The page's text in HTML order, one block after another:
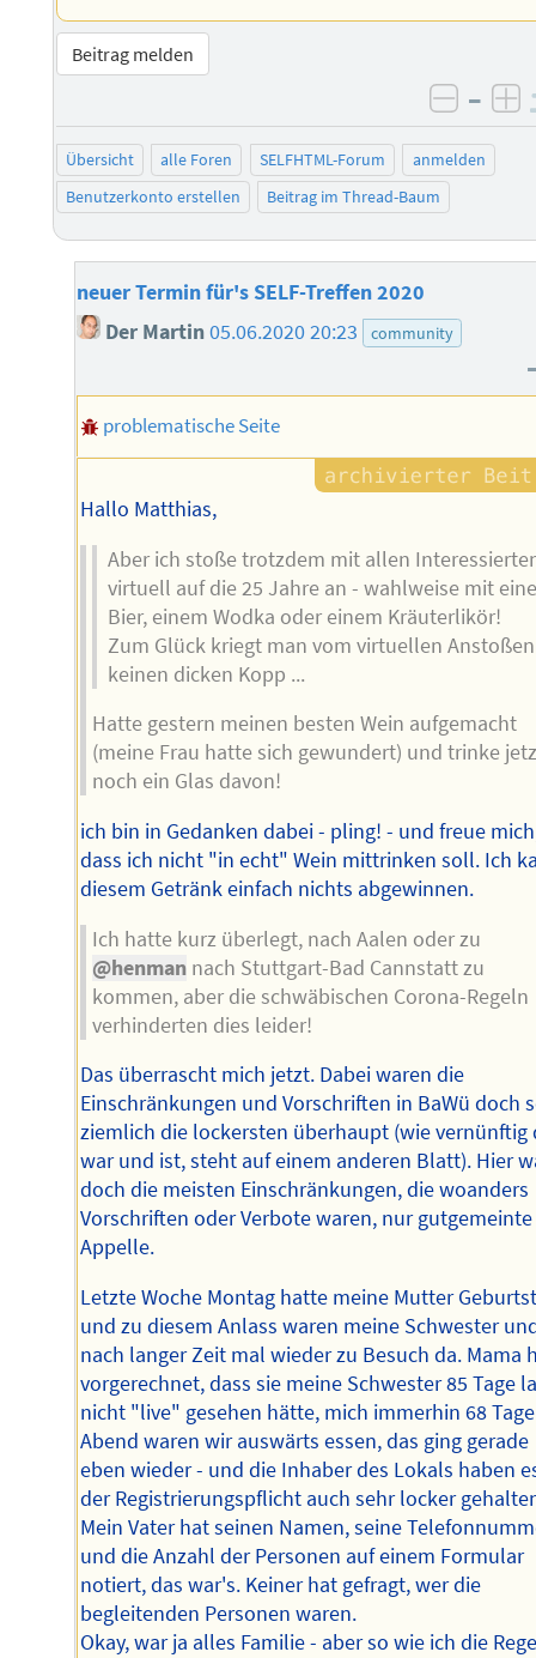
Beitrag melden
–
Übersicht alle Foren SELFHTML-Forum
anmelden
Benutzerkonto erstellen
Beitrag im Thread-Baum
neuer Termin für's SELF-Treffen 2020
Der Martin05.06.2020 20:23 community
problematische Seite
Hallo Matthias,
Aber ich stoße trotzdem mit allen
virtuell auf die 25 Jahre an - wahlweise mit
Bier, einem Wodka oder einem Kräuterlikör!
Zum Glück kriegt man vom virtuellen Anstoßen
keinen dicken Kopp ...
Hatte gestern meinen besten Wein aufgemacht
(meine Frau hatte sich gewundert) und trinke
noch ein Glas davon!
ich bin in Gedanken dabei - pling! - und freue
dass ich nicht "in echt" Wein mittrinken soll. Ich
diesem Getränk einfach nichts abgewinnen.
Ich hatte kurz überlegt, nach Aalen oder zu
@henmannach Stuttgart-Bad Cannstatt zu
kommen, aber die schwäbischen Corona-Regeln
verhinderten dies leider!
Das überrascht mich jetzt. Dabei waren die
Einschränkungen und Vorschriften in BaWü doch
ziemlich die lockersten überhaupt (wie vernünftig
war und ist, steht auf einem anderen Blatt). Hier
doch die meisten Einschränkungen, die woanders
Vorschriften oder Verbote waren, nur gutgemeinte
Appelle.
Letzte Woche Montag hatte meine Mutter
und zu diesem Anlass waren meine Schwester
nach langer Zeit mal wieder zu Besuch da. Mama
vorgerechnet, dass sie meine Schwester 85 Tage
nicht "live" gesehen hätte, mich immerhin 68
Abend waren wir auswärts essen, das ging gerade
eben wieder - und die Inhaber des Lokals haben
der Registrierungspflicht auch sehr locker
Mein Vater hat seinen Namen, seine
und die Anzahl der Personen auf einem Formular
notiert, das war's. Keiner hat gefragt, wer die
begleitenden Personen waren.
Okay, war ja alles Familie - aber so wie ich die